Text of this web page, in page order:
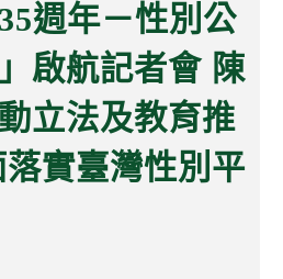
週年－性別公
啟航記者會 陳
立法及教育推
實臺灣性別平